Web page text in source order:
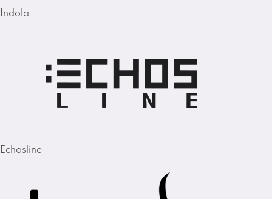
Indola
Echosline